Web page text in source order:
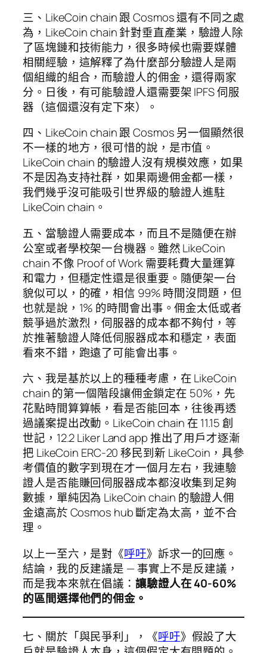
三、LikeCoin chain 跟 Cosmos 還有不同之處
為，LikeCoin chain 針對垂直產業，驗證人除
了區塊鏈和技術能力，很多時候也需要媒體
相關經驗，這解釋了為什麼部分驗證人是兩
個組織的組合，而驗證人的佣金，還得兩家
分。日後，有可能驗證人還需要架 IPFS 伺服
器（這個還沒有定下來）。
四、LikeCoin chain 跟 Cosmos 另一個顯然很
不一樣的地方，很可惜的說，是市值。
LikeCoin chain 的驗證人沒有規模效應，如果
不是因為支持社群，如果兩邊佣金都一樣，
我們幾乎沒可能吸引世界級的驗證人進駐
LikeCoin chain。
五、當驗證人需要成本，而且不是隨便在辦
公室或者學校架一台機器。雖然 LikeCoin
chain 不像 Proof of Work 需要耗費大量運算
和電力，但穩定性還是很重要。隨便架一台
貌似可以，的確，相信 99% 時間沒問題，但
也就是說，1% 的時間會出事。佣金太低或者
競爭過於激烈，伺服器的成本都不夠付，等
於推著驗證人降低伺服器成本和穩定，表面
看來不錯，跑遠了可能會出事。
六、我是基於以上的種種考慮，在 LikeCoin
chain 的第一個階段讓佣金鎖定在 50%，先
花點時間算算帳，看是否能回本，往後再透
過議案提出改動。LikeCoin chain 在 11.15 創
世記，12.2 Liker Land app 推出了用戶才逐漸
把 LikeCoin ERC-20 移民到新 LikeCoin，具參
考價值的數字到現在才一個月左右，我連驗
證人是否能賺回伺服器成本都沒收集到足夠
數據，單純因為 LikeCoin chain 的驗證人佣
金遠高於 Cosmos hub 斷定為太高，並不合
理。
以上一至六，是對《呼吁》訴求一的回應。
結論，我的反建議是 — 事實上不是反建議，
而是我本來就在倡議： 讓驗證人在 40-60%
的區間選擇他們的佣金。
七、關於「與民爭利」，《呼吁》假設了大